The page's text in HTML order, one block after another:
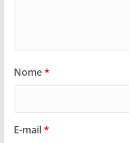
Nome*
E-mail*